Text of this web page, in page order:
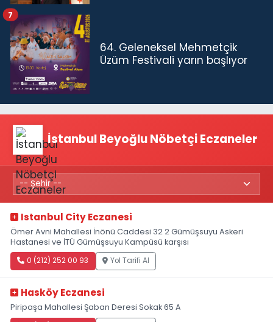
64. Geleneksel Mehmetçik
Üzüm Festivali yarın başlıyor
7
İstanbul Beyoğlu Nöbetçi Eczaneler
Istanbul City Eczanesi
Ömer Avni Mahallesi İnönü Caddesi 32 2 Gümüşsuyu Askeri
Hastanesi ve İTÜ Gümüşsuyu Kampüsü karşısı
0 (212) 252 00 93 Yol Tarifi Al
Hasköy Eczanesi
Piripaşa Mahallesi Şaban Deresi Sokak 65 A